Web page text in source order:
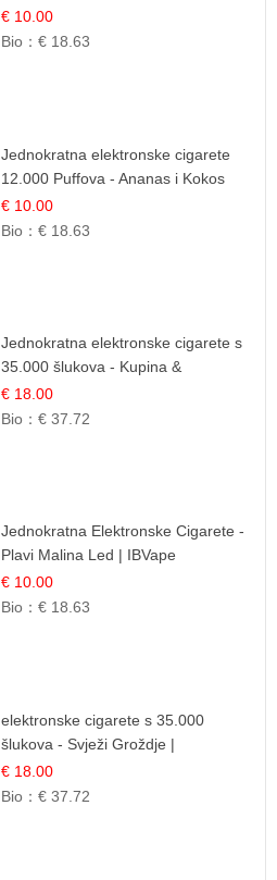
Elegantna Voćna Kombinacija
€ 10.00
Bio：€ 18.63
Jednokratna elektronske cigarete
12.000 Puffova - Ananas i Kokos
Sladoled | Tropski Desert
€ 10.00
Bio：€ 18.63
Jednokratna elektronske cigarete s
35.000 šlukova - Kupina &
Borovnica | Intenzivna Mješavina
Šumskog Voća
€ 18.00
Bio：€ 37.72
Jednokratna Elektronske Cigarete -
Plavi Malina Led | IBVape
€ 10.00
Bio：€ 18.63
elektronske cigarete s 35.000
šlukova - Svježi Groždje |
Osježavajuća Voćna Aroma
€ 18.00
Bio：€ 37.72